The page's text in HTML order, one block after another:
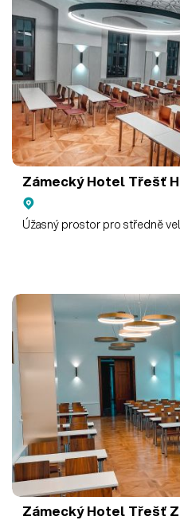
Zámecký Hotel Třešť
Úžasný prostor pro středně
Zámecký Hotel Třešť